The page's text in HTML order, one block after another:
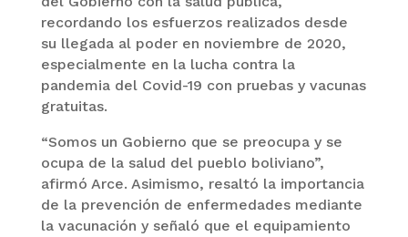
recordando los esfuerzos realizados desde
su llegada al poder en noviembre de 2020,
especialmente en la lucha contra la
pandemia del Covid-19 con pruebas y vacunas
gratuitas.
“Somos un Gobierno que se preocupa y se
ocupa de la salud del pueblo boliviano”,
afirmó Arce. Asimismo, resaltó la importancia
de la prevención de enfermedades mediante
la vacunación y señaló que el equipamiento